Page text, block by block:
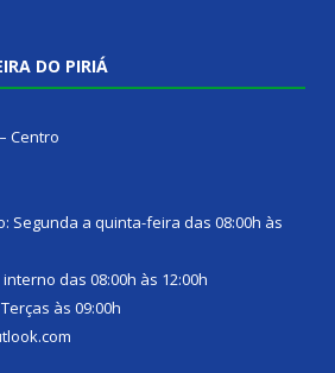
DO PIRIÁ
Centro
Segunda a quinta-feira das 08:00h às
das 08:00h às 12:00h
às 09:00h